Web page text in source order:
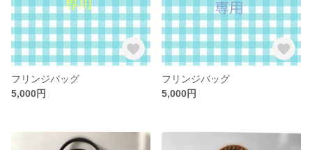
フリンジバッグ
5,000円
フリンジバッグ
5,000円